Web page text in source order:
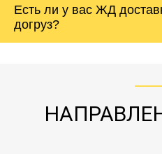
сантиметров.
холодильника -
коробками и обмотать
непредвиденных
Вашего груза по ставке
груза. Мы сотрудничаем
заканчивая выгрузкой в
морской путь. Речная
Есть ли у вас ЖД
догруз?